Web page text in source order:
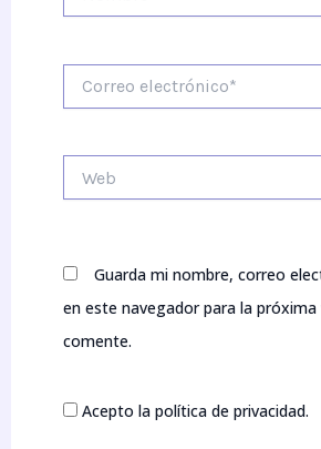
electrónico*
Guarda mi nombre, correo
en este navegador para la próxima
comente.
Acepto la política de privacidad.